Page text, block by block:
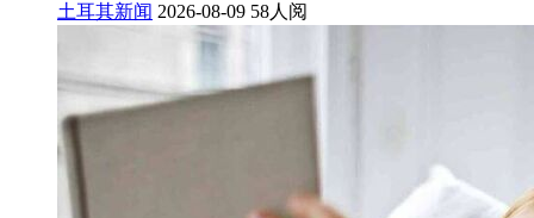
土耳其新闻 2026-08-09 58人阅